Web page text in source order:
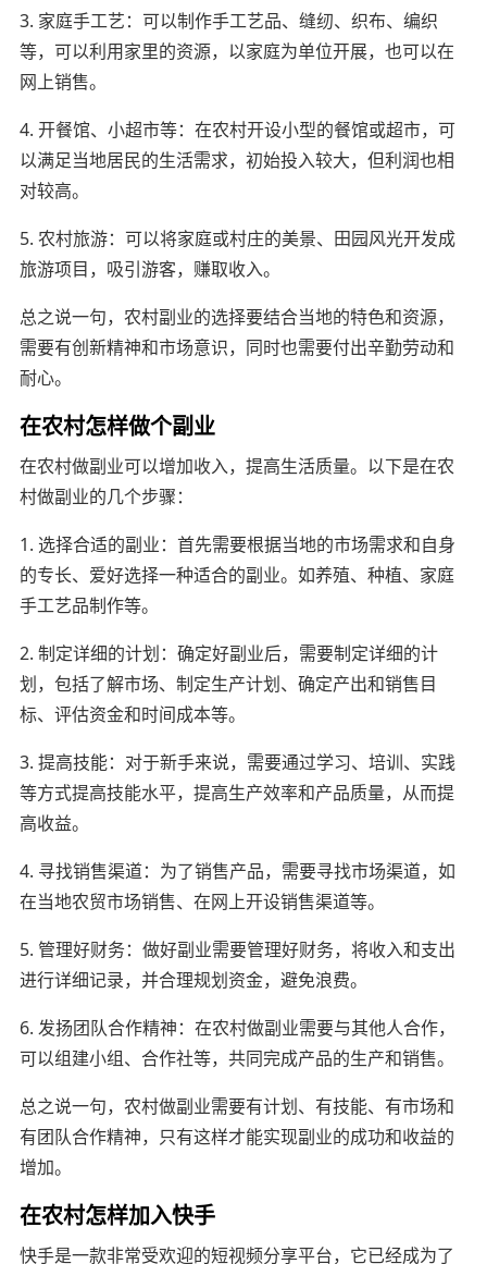
3. 家庭手工艺：可以制作手工艺品、缝纫、织布、编织
等，可以利用家里的资源，以家庭为单位开展，也可以在
网上销售。
4. 开餐馆、小超市等：在农村开设小型的餐馆或超市，可
以满足当地居民的生活需求，初始投入较大，但利润也相
对较高。
5. 农村旅游：可以将家庭或村庄的美景、田园风光开发成
旅游项目，吸引游客，赚取收入。
总之说一句，农村副业的选择要结合当地的特色和资源，
需要有创新精神和市场意识，同时也需要付出辛勤劳动和
耐心。
在农村怎样做个副业
在农村做副业可以增加收入，提高生活质量。以下是在农
村做副业的几个步骤：
1. 选择合适的副业：首先需要根据当地的市场需求和自身
的专长、爱好选择一种适合的副业。如养殖、种植、家庭
手工艺品制作等。
2. 制定详细的计划：确定好副业后，需要制定详细的计
划，包括了解市场、制定生产计划、确定产出和销售目
标、评估资金和时间成本等。
3. 提高技能：对于新手来说，需要通过学习、培训、实践
等方式提高技能水平，提高生产效率和产品质量，从而提
高收益。
4. 寻找销售渠道：为了销售产品，需要寻找市场渠道，如
在当地农贸市场销售、在网上开设销售渠道等。
5. 管理好财务：做好副业需要管理好财务，将收入和支出
进行详细记录，并合理规划资金，避免浪费。
6. 发扬团队合作精神：在农村做副业需要与其他人合作，
可以组建小组、合作社等，共同完成产品的生产和销售。
总之说一句，农村做副业需要有计划、有技能、有市场和
有团队合作精神，只有这样才能实现副业的成功和收益的
增加。
在农村怎样加入快手
快手是一款非常受欢迎的短视频分享平台，它已经成为了